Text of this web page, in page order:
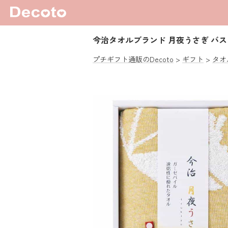
今治タオルブランド 月夜うさぎ バ
プチギフト通販のDecoto ギフト タ